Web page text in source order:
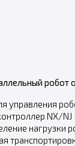
робот
управления
NX/NJ
нагрузки